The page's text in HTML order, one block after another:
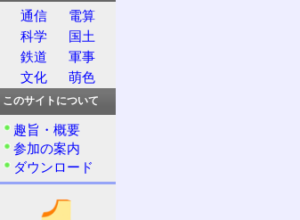
通信
電算
科学
国土
鉄道
軍事
文化
萌色
このサイトについて
趣旨・概要
参加の案内
ダウンロード